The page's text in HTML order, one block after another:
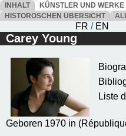
INHALT KÛNSTLER UND WERKE
HISTOROSCHEN ÜBERSICHT
FR / EN
Carey Young